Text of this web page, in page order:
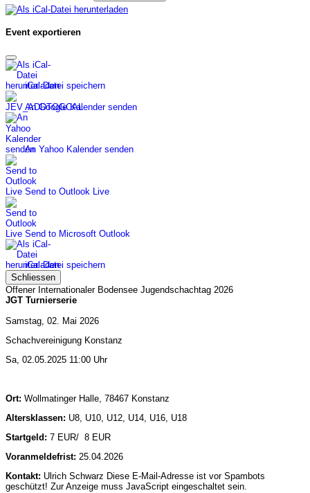
Event exportieren
iCal-Datei speichern
An Google Kalender senden
An Yahoo Kalender senden
Send to Outlook Live
Send to Microsoft Outlook
iCal-Datei speichern
Schliessen
Offener Internationaler Bodensee Jugendschachtag 2026
JGT Turnierserie
Samstag, 02. Mai 2026
Schachvereinigung Konstanz
Sa, 02.05.2025 11:00 Uhr
Ort: Wollmatinger Halle, 78467 Konstanz
Altersklassen: U8, U10, U12, U14, U16, U18
Startgeld: 7 EUR/ 8 EUR
Voranmeldefrist: 25.04.2026
Kontakt: Ulrich Schwarz Diese E-Mail-Adresse ist vor Spambots
geschützt! Zur Anzeige muss JavaScript eingeschaltet sein.